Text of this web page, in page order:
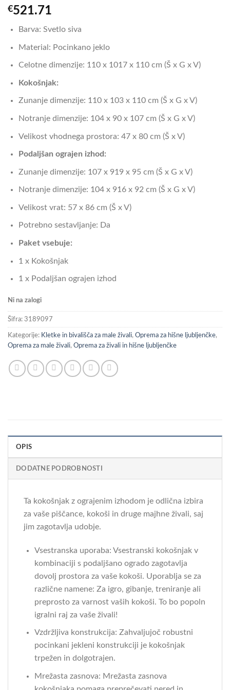
€521.71
Barva: Svetlo siva
Material: Pocinkano jeklo
Celotne dimenzije: 110 x 1017 x 110 cm (Š x G x V)
Kokošnjak:
Zunanje dimenzije: 110 x 103 x 110 cm (Š x G x V)
Notranje dimenzije: 104 x 90 x 107 cm (Š x G x V)
Velikost vhodnega prostora: 47 x 80 cm (Š x V)
Podaljšan ograjen izhod:
Zunanje dimenzije: 107 x 919 x 95 cm (Š x G x V)
Notranje dimenzije: 104 x 916 x 92 cm (Š x G x V)
Velikost vrat: 57 x 86 cm (Š x V)
Potrebno sestavljanje: Da
Paket vsebuje:
1 x Kokošnjak
1 x Podaljšan ograjen izhod
Ni na zalogi
Šifra: 3189097
Kategorije: Kletke in bivališča za male živali, Oprema za hišne ljubljenčke,
Oprema za male živali, Oprema za živali in hišne ljubljenčke
OPIS
DODATNE PODROBNOSTI
Ta kokošnjak z ograjenim izhodom je odlična izbira
za vaše piščance, kokoši in druge majhne živali, saj
jim zagotavlja udobje.
Vsestranska uporaba: Vsestranski kokošnjak v
kombinaciji s podaljšano ogrado zagotavlja
dovolj prostora za vaše kokoši. Uporablja se za
različne namene: Za igro, gibanje, treniranje ali
preprosto za varnost vaših kokoši. To bo popoln
igralni raj za vaše živali!
Vzdržljiva konstrukcija: Zahvaljujoč robustni
pocinkani jekleni konstrukciji je kokošnjak
trpežen in dolgotrajen.
Mrežasta zasnova: Mrežasta zasnova